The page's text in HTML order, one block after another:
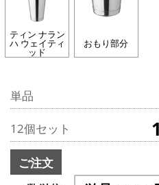
ティン ナラン
ハ ウェイティ
ッド
おもり部分
単品
12個セット
ご注文